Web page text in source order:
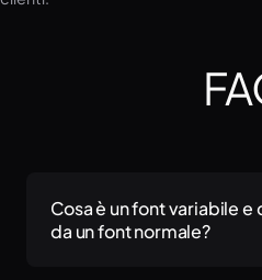
Cosa è un font variabile
da un font normale?